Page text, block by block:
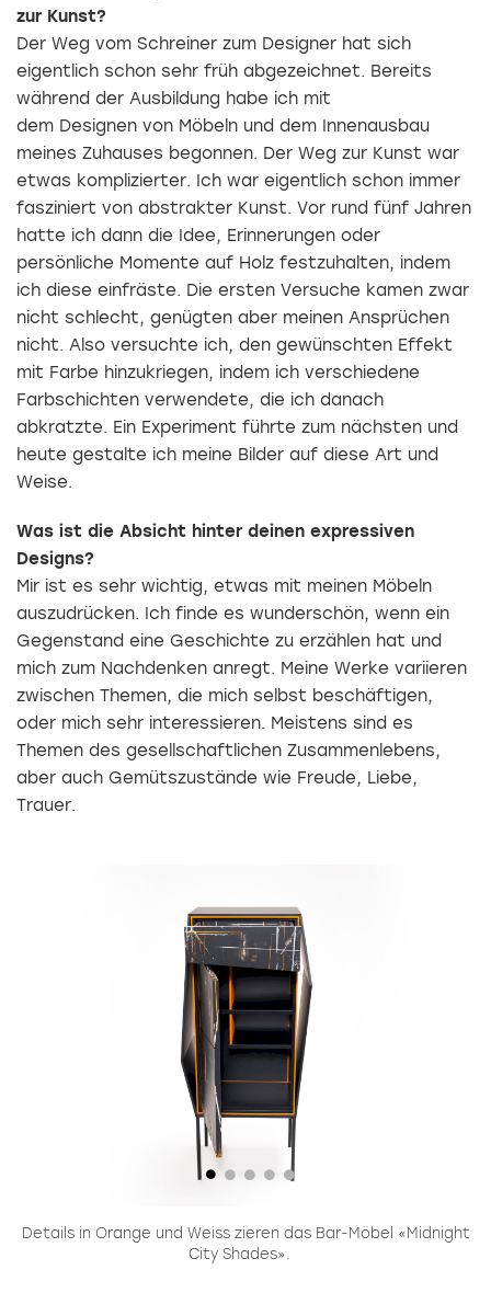
zur Kunst?
Der Weg vom Schreiner zum Designer hat sich
eigentlich schon sehr früh abgezeichnet. Bereits
während der Ausbildung habe ich mit
dem Designen von Möbeln und dem Innenausbau
meines Zuhauses begonnen. Der Weg zur Kunst war
etwas komplizierter. Ich war eigentlich schon immer
fasziniert von abstrakter Kunst. Vor rund fünf Jahren
hatte ich dann die Idee, Erinnerungen oder
persönliche Momente auf Holz festzuhalten, indem
ich diese einfräste. Die ersten Versuche kamen zwar
nicht schlecht, genügten aber meinen Ansprüchen
nicht. Also versuchte ich, den gewünschten Effekt
mit Farbe hinzukriegen, indem ich verschiedene
Farbschichten verwendete, die ich danach
abkratzte. Ein Experiment führte zum nächsten und
heute gestalte ich meine Bilder auf diese Art und
Weise.
Was ist die Absicht hinter deinen expressiven
Designs?
Mir ist es sehr wichtig, etwas mit meinen Möbeln
auszudrücken. Ich finde es wunderschön, wenn ein
Gegenstand eine Geschichte zu erzählen hat und
mich zum Nachdenken anregt. Meine Werke variieren
zwischen Themen, die mich selbst beschäftigen,
oder mich sehr interessieren. Meistens sind es
Themen des gesellschaftlichen Zusammenlebens,
aber auch Gemütszustände wie Freude, Liebe,
Trauer.
Details in Orange und Weiss zieren das Bar-Möbel «Midnight
City Shades».